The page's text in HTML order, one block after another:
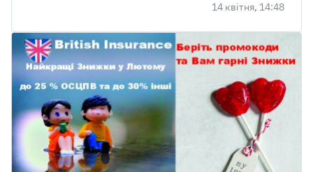
14 квітня, 14:48